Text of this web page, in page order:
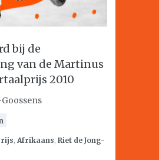
bij de
van de Martinus
2010
, Afrikaans, Riet de Jong-